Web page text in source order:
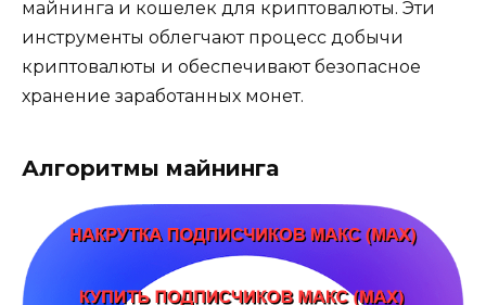
майнинга и кошелек для криптовалюты. Эти
инструменты облегчают процесс добычи
криптовалюты и обеспечивают безопасное
хранение заработанных монет.
Алгоритмы майнинга